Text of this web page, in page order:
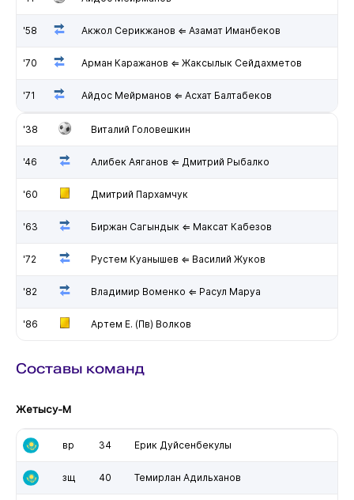
'58 Акжол Серикжанов ⇐ Азамат Иманбеков
'70 Арман Каражанов ⇐ Жаксылык Сейдахметов
'71 Айдос Мейрманов ⇐ Асхат Балтабеков
'38 Виталий Головешкин
'46 Алибек Аяганов ⇐ Дмитрий Рыбалко
'60 Дмитрий Пархамчук
'63 Биржан Сагындык ⇐ Максат Кабезов
'72 Рустем Куанышев ⇐ Василий Жуков
'82 Владимир Воменко ⇐ Расул Маруа
'86 Артем Е. (Пв) Волков
Составы команд
Жетысу-М
вр 34 Ерик Дуйсенбекулы
зщ 40 Темирлан Адильханов